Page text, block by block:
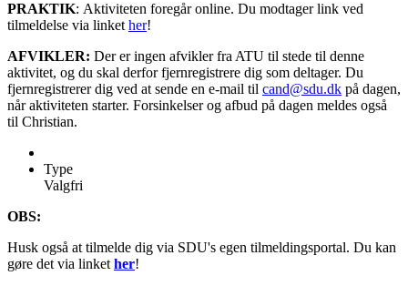
PRAKTIK: Aktiviteten foregår online. Du modtager link ved
tilmeldelse via linket her!
AFVIKLER: Der er ingen afvikler fra ATU til stede til denne
aktivitet, og du skal derfor fjernregistrere dig som deltager. Du
fjernregistrerer dig ved at sende en e-mail til cand@sdu.dk på dagen,
når aktiviteten starter. Forsinkelser og afbud på dagen meldes også
til Christian.
Type
Valgfri
OBS:
Husk også at tilmelde dig via SDU's egen tilmeldingsportal. Du kan
gøre det via linket her!